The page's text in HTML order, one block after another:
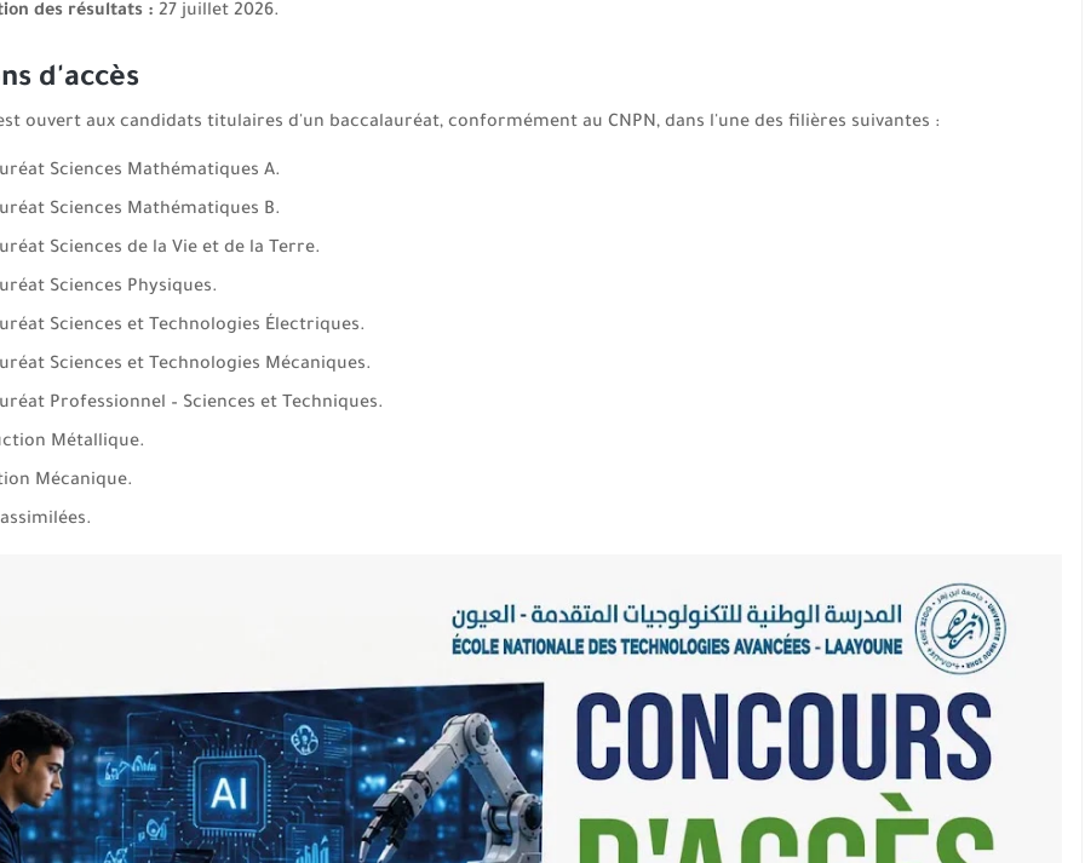
des résultats : 27 juillet 2026.
d'accès
ouvert aux candidats titulaires d'un baccalauréat, conformément au CNPN, dans l'une des filières suivantes :
Sciences Mathématiques A.
Sciences Mathématiques B.
Sciences de la Vie et de la Terre.
Sciences Physiques.
Sciences et Technologies Électriques.
Sciences et Technologies Mécaniques.
Professionnel – Sciences et Techniques.
Métallique.
Mécanique.